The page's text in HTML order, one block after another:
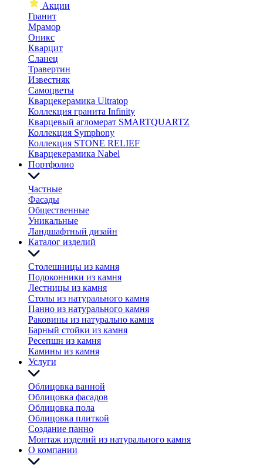
Акции
Гранит
Мрамор
Оникс
Кварцит
Сланец
Травертин
Известняк
Самоцветы
Кварцекерамика Ultratop
Коллекция гранита Infinity
Кварцевый агломерат SMARTQUARTZ
Коллекция Symphony
Коллекция STONE RELIEF
Кварцекерамика Nabel
Портфолио
Частные
Фасады
Общественные
Уникальные
Ландшафтный дизайн
Каталог изделий
Столешницы из камня
Подоконники из камня
Лестницы из камня
Столы из натурального камня
Панно из натурального камня
Раковины из натурально камня
Барный стойки из камня
Ресепшн из камня
Камины из камня
Услуги
Облицовка ванной
Облицовка фасадов
Облицовка пола
Облицовка плиткой
Создание панно
Монтаж изделий из натурального камня
О компании